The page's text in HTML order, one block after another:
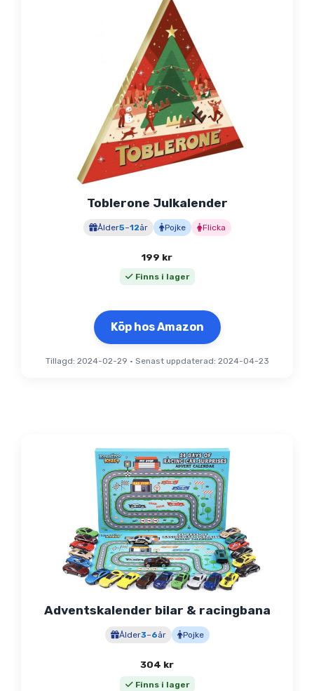
Toblerone Julkalender
Ålder5–12år Pojke Flicka
199 kr
Finns i lager
Köp hos Amazon
Tillagd: 2024-02-29 • Senast uppdaterad: 2024-04-23
Adventskalender bilar & racingbana
Ålder3–6år Pojke
304 kr
Finns i lager